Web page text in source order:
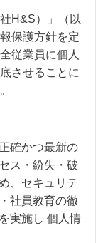
H&S）」（以
保護方針を定
従業員に個人
させることに
確かつ最新の
ス・紛失・破
、セキュリテ
社員教育の徹
実施し 個人情